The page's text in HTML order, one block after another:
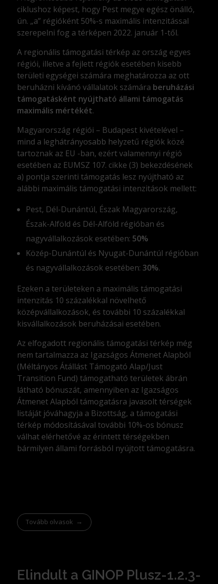
ciklushoz képest, hogy Pest megye egész önálló,
ún. „a” régióként 50%-s maximális intenzitással
szerepelni fog a térképen 2022. január 1-től.
A regionális támogatási térkép az ország egyes
régiói, illetve a fejlett régiók esetében kisebb
területi egységei számára meghatározza az ott
beruházni kívánó vállalatok számára beruházási
támogatásként nyújtható állami támogatás
maximális mértékét.
Magyarország régiói – Budapest kivételével –
mind a leghátrányosabb helyzetű régiók közé
tartoznak az EU -ban, ezért valamennyi régió
esetében az EUMSZ 107. cikke (3) bekezdésének
a) pontja szerinti támogatás lesz nyújtható az
alábbi maximális támogatási intenzitások mellett:
Pest, Dél-Dunántúl, Észak Magyarország,
Észak-Alföld és Dél-Alföld régióban és
nagyvállalkozások esetében: 50%
Közép-Dunántúl és Nyugat-Dunántúl régióban
és nagyvállalkozások esetében: 30%.
Ezeken a területeken a maximális támogatási
intenzitás 10 százalékkal növelhető
középvállalkozások, és további 10 százalékkal
kisvállalkozások beruházásai esetében.
Az elfogadott regionális támogatási térkép még
nem tartalmazza az Igazságos Átmenet Alapból
(Méltányos Átállást Támogató Alap/Just
Transition Fund) támogatható területek ábrán
látható bónuszát, amennyiben az Igazságos
Átmenet Alapból támogatásra javasolt térségek
listáját jóváhagyja a Bizottság, a támogatási
térkép módosításával további 10%-os bónusz
válhat elérhetővé az érintett térségekben
bármilyen állami forrásból nyújtott támogatásra.
Tovább olvasok
Elindult a GINOP Plusz-1.2.3-